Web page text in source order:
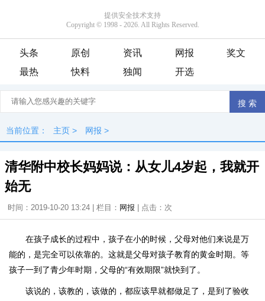
头条 原创 资讯 网报
奖文
最热
快料 独闻 开选
当前位置： 主页 > 网报 >
清华附中校长妈妈说：从女儿4岁起，我就开
始无
时间：2019-10-20 13:24 | 栏目： 网报 | 点击： 次
在孩子成长的过程中，孩子在小的时候，父母对他们来说是万
能的，是完全可以依靠的。这就是父母对孩子教育的黄金时期。等
孩子一到了青少年时期，父母的“有效期限”就快到了。
该说的，该教的，该做的，都应该早就都做足了，是到了验收